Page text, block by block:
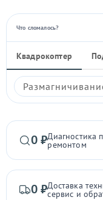
Что сломалось?
Квадрокоптер
0 ₽Диагностика
ремонтом
0 ₽Доставка
сервис и